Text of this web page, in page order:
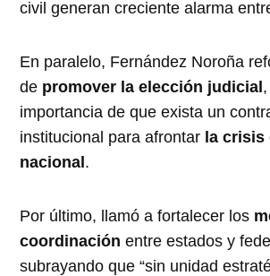
civil generan creciente alarma
En paralelo, Fernández Noroña
de promover la elección judicial
importancia de que exista un
institucional para afrontar la crisis
nacional.
Por último, llamó a fortalecer los
coordinación entre estados y
subrayando que “sin unidad